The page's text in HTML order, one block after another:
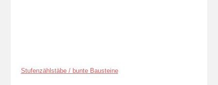
Stufenzählstäbe / bunte Bausteine